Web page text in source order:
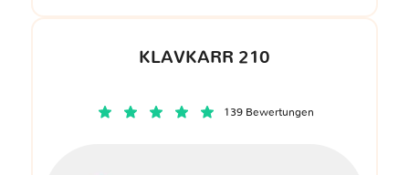
KLAVKARR 210
139 Bewertungen